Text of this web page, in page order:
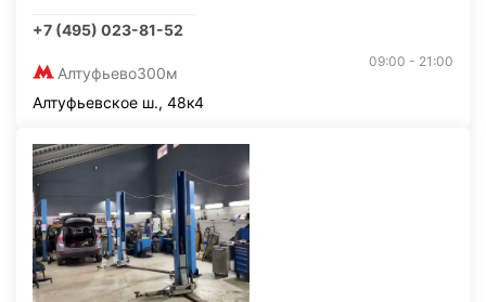
+7 (495) 023-81-52
Алтуфьево300м
09:00 - 21:00
Алтуфьевское ш., 48к4